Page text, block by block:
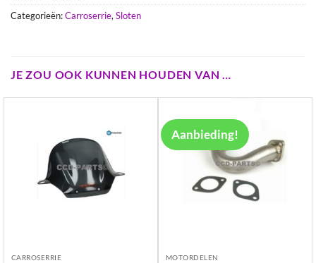
Categorieën:Carroserrie, Sloten
JE ZOU OOK KUNNEN HOUDEN VAN …
CARROSERRIE
Aanbieding!
MOTORDELEN